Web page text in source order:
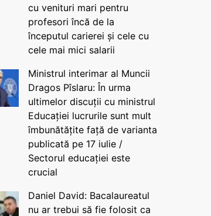
cu venituri mari pentru
profesori încă de la
începutul carierei și cele cu
cele mai mici salarii
Ministrul interimar al Muncii
Dragos Pîslaru: În urma
ultimelor discuții cu ministrul
Educației lucrurile sunt mult
îmbunătățite față de varianta
publicată pe 17 iulie /
Sectorul educației este
crucial
Daniel David: Bacalaureatul
nu ar trebui să fie folosit ca